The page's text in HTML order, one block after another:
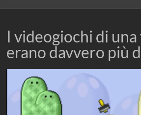
I videogiochi di
erano davvero più